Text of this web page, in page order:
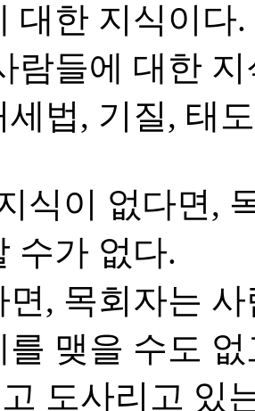
대한 지식이다.
람들에 대한
세법, 기질, 태
식이 없다면,
수가 없다.
면, 목회자는
를 맺을 수도 없
도사리고 있